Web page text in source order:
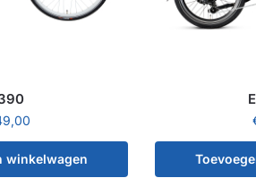
winkelwagen